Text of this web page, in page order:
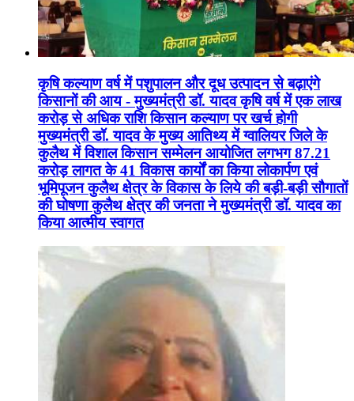
कृषि कल्याण वर्ष में पशुपालन और दूध उत्पादन से बढ़ाएंगे
किसानों की आय - मुख्यमंत्री डॉ. यादव कृषि वर्ष में एक लाख
करोड़ से अधिक राशि किसान कल्याण पर खर्च होगी
मुख्यमंत्री डॉ. यादव के मुख्य आतिथ्य में ग्वालियर जिले के
कुलैथ में विशाल किसान सम्मेलन आयोजित लगभग 87.21
करोड़ लागत के 41 विकास कार्यों का किया लोकार्पण एवं
भूमिपूजन कुलैथ क्षेत्र के विकास के लिये की बड़ी-बड़ी सौगातों
की घोषणा कुलैथ क्षेत्र की जनता ने मुख्यमंत्री डॉ. यादव का
किया आत्मीय स्वागत